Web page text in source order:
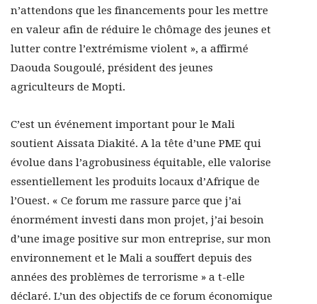
n’attendons que les financements pour les mettre
en valeur afin de réduire le chômage des jeunes et
lutter contre l’extrémisme violent », a affirmé
Daouda Sougoulé, président des jeunes
agriculteurs de Mopti.
C’est un événement important pour le Mali
soutient Aissata Diakité. A la tête d’une PME qui
évolue dans l’agrobusiness équitable, elle valorise
essentiellement les produits locaux d’Afrique de
l’Ouest. « Ce forum me rassure parce que j’ai
énormément investi dans mon projet, j’ai besoin
d’une image positive sur mon entreprise, sur mon
environnement et le Mali a souffert depuis des
années des problèmes de terrorisme » a t-elle
déclaré. L’un des objectifs de ce forum économique